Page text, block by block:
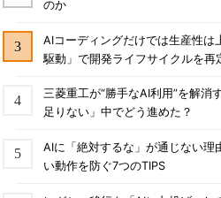
のか
AIコーディングだけでは生産性
駆動」で開発ライフサイクルを再
三菱重工が“勝手なAI利用”を解
足りない」中でどう進めた？
AIに「絶対するな」が通じない
い動作を防ぐ7つのTIPS